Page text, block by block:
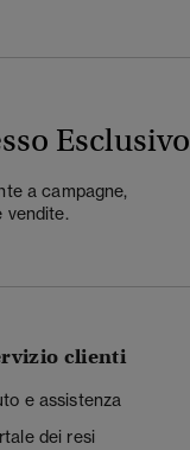
Esclusivo
a campagne,
vendite.
clienti
e assistenza
dei resi